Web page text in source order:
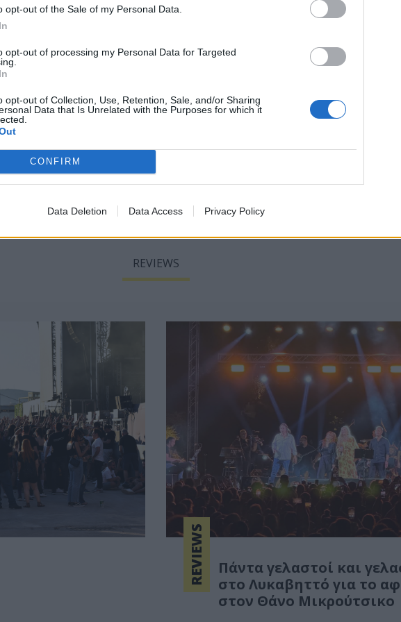
opt-out of the Sale of my Personal Data.
opt-out of processing my Personal Data for Targeted
opt-out of Collection, Use, Retention, Sale, and/or Sharing
Data that Is Unrelated with the Purposes for which it
CONFIRM
Data Deletion Data Access Privacy Policy
τόλμησε να… κλείσει το μάτι στην κάμερα τραγουδώντας με στολή
λίγα στην ιστορία του
(επειδή είχε
(ή κάνουν ότι δεν θυμούνται) πως το ίδιο καλοκαίρι αλλά και
τραγουδήθηκε από τουλάχιστον δύο διαφορετικές γενιές και
REVIEWS
REVIEWS
Πάντα γελαστοί και
στο Λυκαβηττό για το
στον Θάνο Μικρούτσικο